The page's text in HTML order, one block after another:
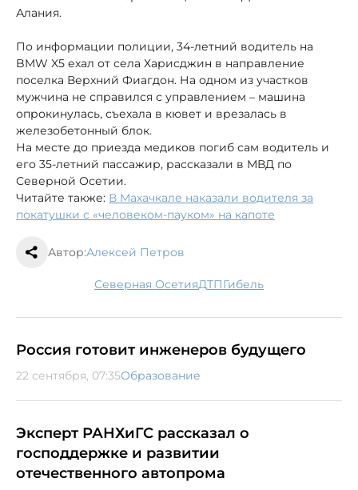
Алания.
По информации полиции, 34-летний водитель на
BMW X5 ехал от села Харисджин в направление
поселка Верхний Фиагдон. На одном из участков
мужчина не справился с управлением – машина
опрокинулась, съехала в кювет и врезалась в
железобетонный блок.
На месте до приезда медиков погиб сам водитель и
его 35-летний пассажир, рассказали в МВД по
Северной Осетии.
Читайте также: В Махачкале наказали водителя за
покатушки с «человеком-пауком» на капоте
Автор:Алексей Петров
Северная Осетия ДТП гибель
Россия готовит инженеров будущего
22 сентября, 07:35Образование
Эксперт РАНХиГС рассказал о
господдержке и развитии
отечественного автопрома